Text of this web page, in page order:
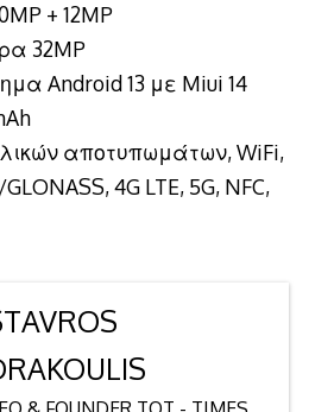
+ 12MP
32MP
Android 13 με Miui 14
αποτυπωμάτων, WiFi,
4G LTE, 5G, NFC,